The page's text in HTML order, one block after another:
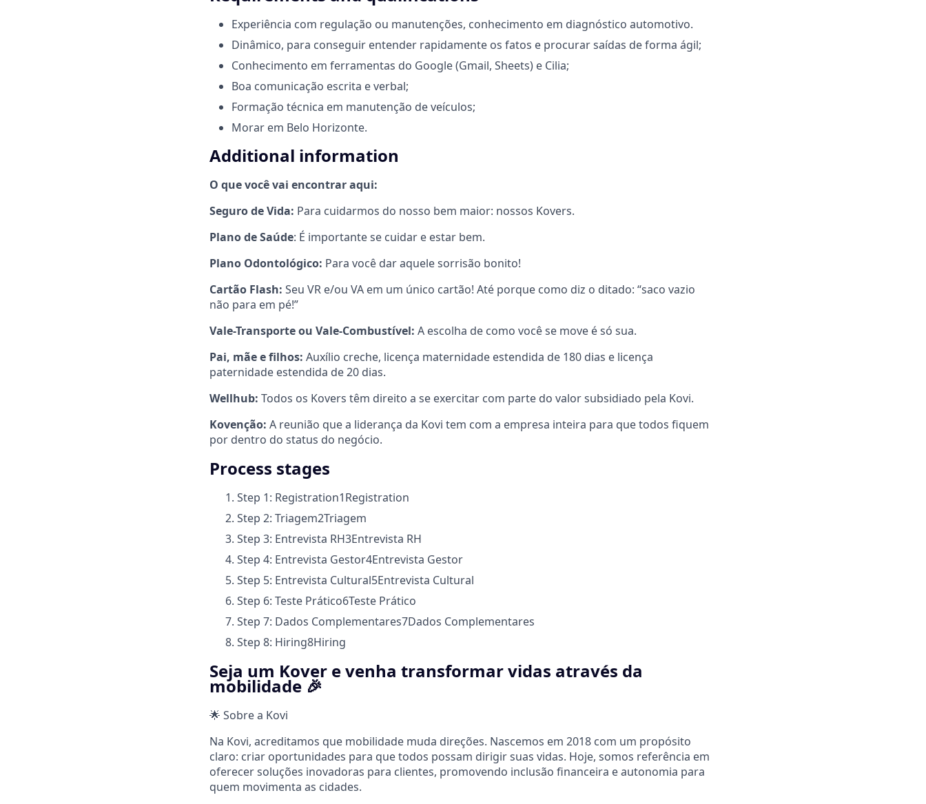
Experiência com regulação ou manutenções, conhecimento em diagnóstico automotivo.
Dinâmico, para conseguir entender rapidamente os fatos e procurar saídas de forma ágil;
Conhecimento em ferramentas do Google (Gmail, Sheets) e Cilia;
Boa comunicação escrita e verbal;
Formação técnica em manutenção de veículos;
Morar em Belo Horizonte.
Additional information
O que você vai encontrar aqui:
Seguro de Vida: Para cuidarmos do nosso bem maior: nossos Kovers.
Plano de Saúde: É importante se cuidar e estar bem.
Plano Odontológico: Para você dar aquele sorrisão bonito!
Cartão Flash: Seu VR e/ou VA em um único cartão! Até porque como diz o ditado: “saco vazio
não para em pé!”
Vale-Transporte ou Vale-Combustível: A escolha de como você se move é só sua.
Pai, mãe e filhos: Auxílio creche, licença maternidade estendida de 180 dias e licença
paternidade estendida de 20 dias.
Wellhub: Todos os Kovers têm direito a se exercitar com parte do valor subsidiado pela Kovi.
Kovenção: A reunião que a liderança da Kovi tem com a empresa inteira para que todos fiquem
por dentro do status do negócio.
Process stages
Step 1: Registration1Registration
Step 2: Triagem2Triagem
Step 3: Entrevista RH3Entrevista RH
Step 4: Entrevista Gestor4Entrevista Gestor
Step 5: Entrevista Cultural5Entrevista Cultural
Step 6: Teste Prático6Teste Prático
Step 7: Dados Complementares7Dados Complementares
Step 8: Hiring8Hiring
Seja um Kover e venha transformar vidas através da
mobilidade 🎉
🌟 Sobre a Kovi
Na Kovi, acreditamos que mobilidade muda direções. Nascemos em 2018 com um propósito
claro: criar oportunidades para que todos possam dirigir suas vidas. Hoje, somos referência em
oferecer soluções inovadoras para clientes, promovendo inclusão financeira e autonomia para
quem movimenta as cidades.